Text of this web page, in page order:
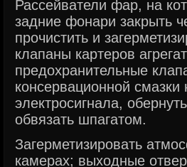
Рассейватели фар, на
задние фонари закрыть
прочистить и
клапаны картеров
предохранительные
консервационной
электросигнала,
обвязать шпагатом.
Загерметизировать
камерах; выходные